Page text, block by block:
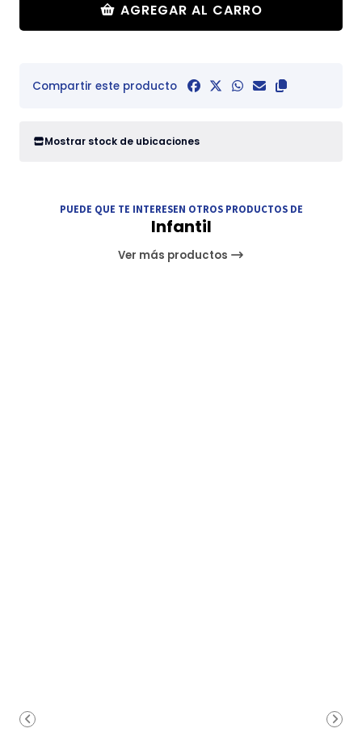
AGREGAR AL CARRO
Compartir este producto
Mostrar stock de ubicaciones
PUEDE QUE TE INTERESEN OTROS PRODUCTOS DE
Infantil
Ver más productos